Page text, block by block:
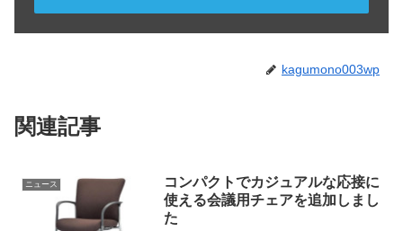
kagumono003wp
関連記事
ニュース
コンパクトでカジュアルな応接に
使える会議用チェアを追加しまし
た